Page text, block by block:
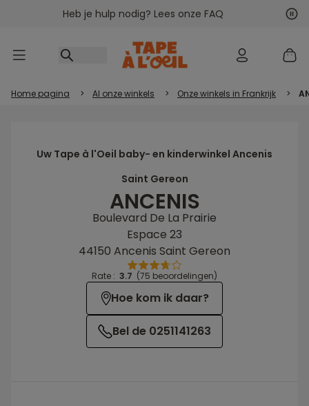
Ga naar inhoudHeb je hulp nodig? Lees onze FAQ
Home pagina > Al onze winkels > Onze winkels in Frankrijk >
Uw Tape à l'Oeil baby- en kinderwinkel Ancenis
Saint Gereon
ANCENIS
Boulevard De La Prairie
Espace 23
44150 Ancenis Saint Gereon
Rate : 3.7 (75 beoordelingen)
Hoe kom ik daar?
Bel de 0251141263